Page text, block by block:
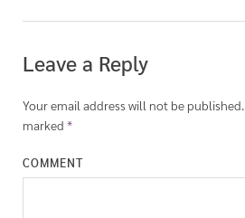
Leave a Reply
Your email address will not be published.
marked *
COMMENT